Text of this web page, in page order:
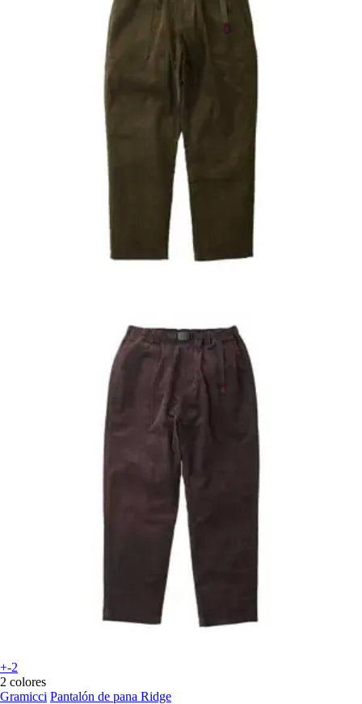
+-2
2 colores
Gramicci Pantalón de pana Ridge